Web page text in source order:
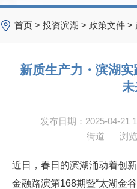
首页 > 投资滨湖 > 政策文件 >
新质生产力・滨湖
发布日期：2025-04-21
街道
浏
近日，春日的滨湖涌动着创
金融路演第168期暨“太湖金